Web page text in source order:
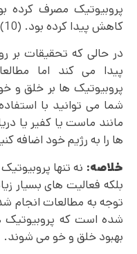
پروبیوتیک مصرف کرده
کاهش پیدا کرده بود. (10)
در حالی که تحقیقات بر
پیدا می‌ کند اما
پروبیوتیک‌ ها بر خلق و
شما می توانید با
مانند ماست یا کفیر یا
ها را به رژیم خود اضافه
خلاصه: نه تنها
بلکه فعالیت‌ های بسیار
توجه به مطالعات انجام
شده است که پروبیوتیک
بهبود خلق و خو می شوند.